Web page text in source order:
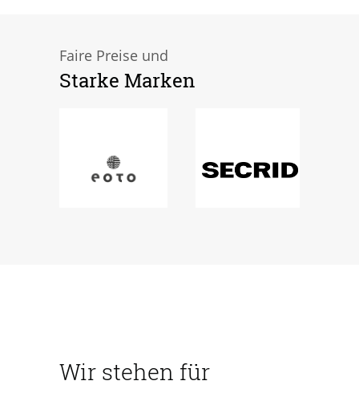
Faire Preise und
Starke Marken
Wir stehen für